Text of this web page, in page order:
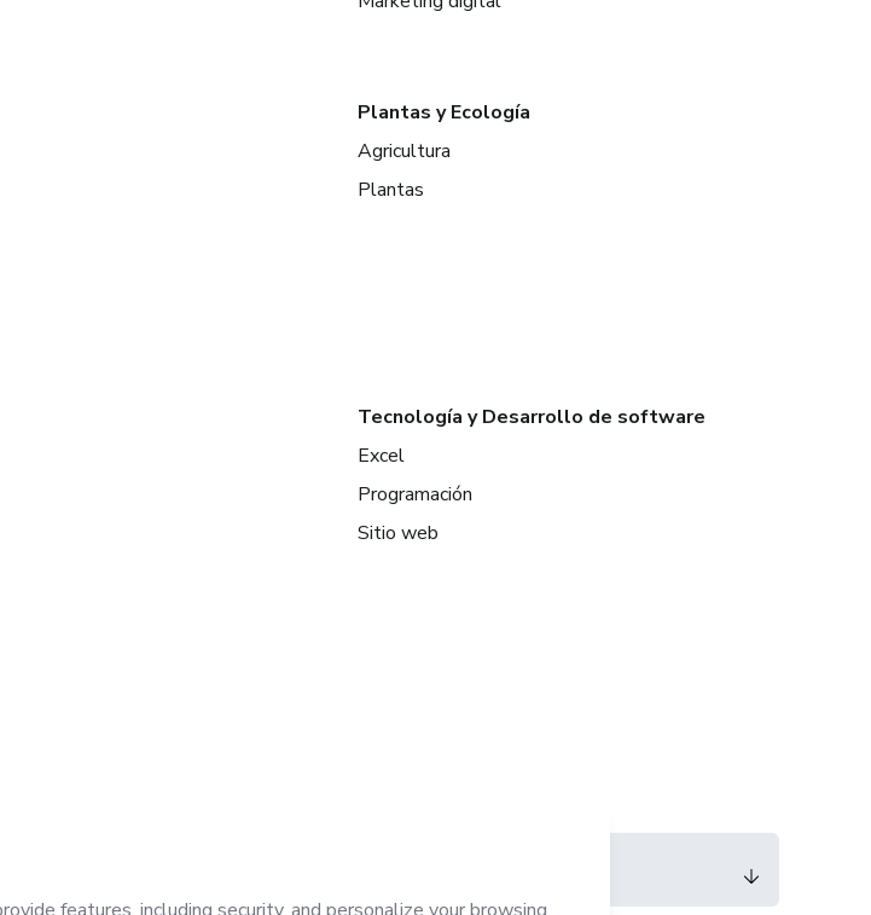
Plantas y Ecología
Agricultura
Plantas
Tecnología y Desarrollo de software
Excel
Programación
Sitio web